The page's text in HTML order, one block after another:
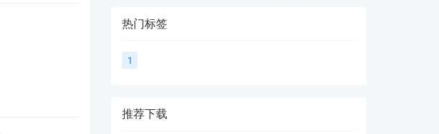
热门标签
1
推荐下载